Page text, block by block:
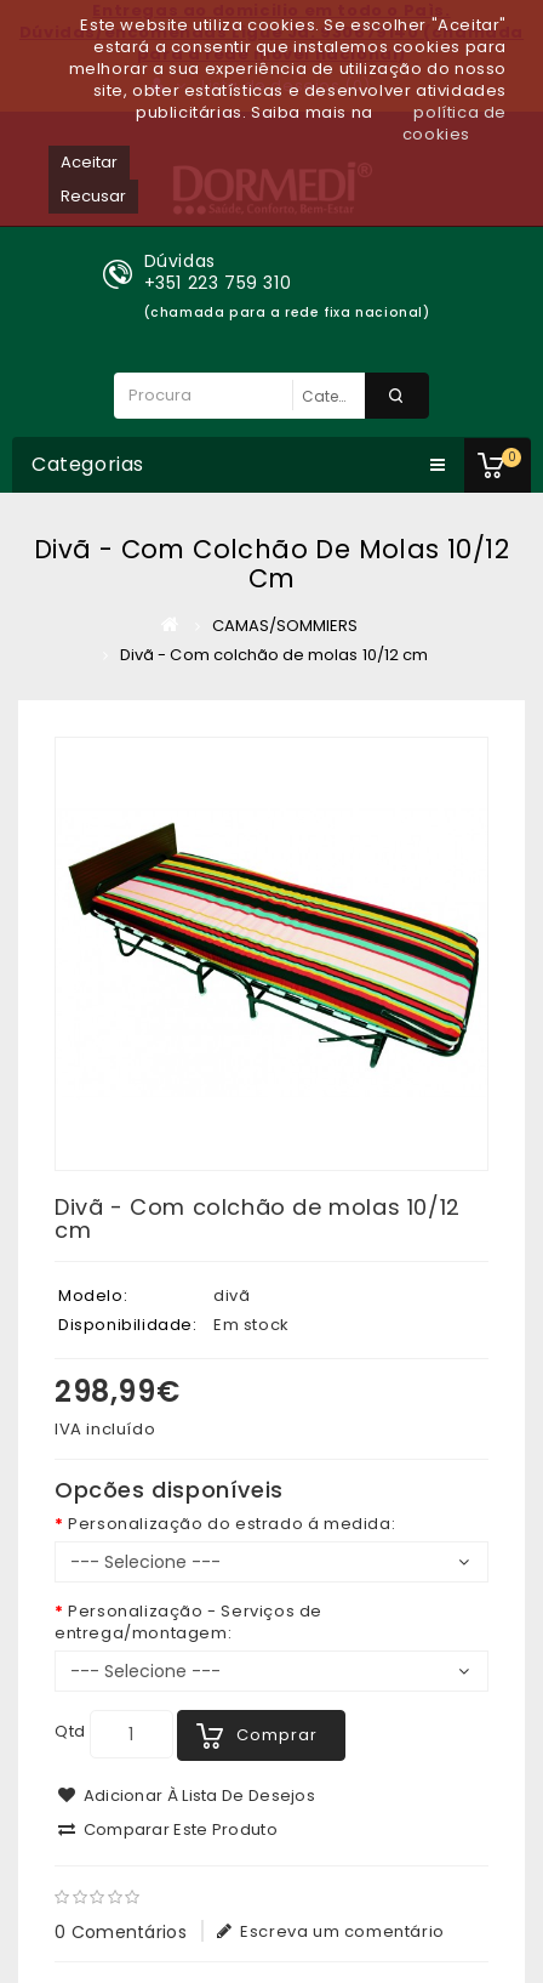
Dúvidas/encomendas Ligue Já: 930679140 (chamada
para a rede móvel nacional)
Lista de desejos (0)
0
Dúvidas
+351 223 759 310
(chamada para a rede fixa nacional)
Categorias
Divã - Com Colchão De Molas 10/12
Cm
CAMAS/SOMMIERS
Divã - Com colchão de molas 10/12 cm
Divã - Com colchão de molas 10/12
cm
Modelo:
divã
Disponibilidade:
Em stock
298,99€
IVA incluído
Opcões disponíveis
Personalização do estrado á medida:
Personalização - Serviços de
entrega/montagem:
Qtd Comprar
Adicionar À Lista De Desejos
Comparar Este Produto
0 Comentários Escreva um comentário
Este website utiliza cookies. Se escolher "Aceitar"
estará a consentir que instalemos cookies para
melhorar a sua experiência de utilização do nosso
site, obter estatísticas e desenvolver atividades
publicitárias. Saiba mais na
política de
cookies
Aceitar
Recusar